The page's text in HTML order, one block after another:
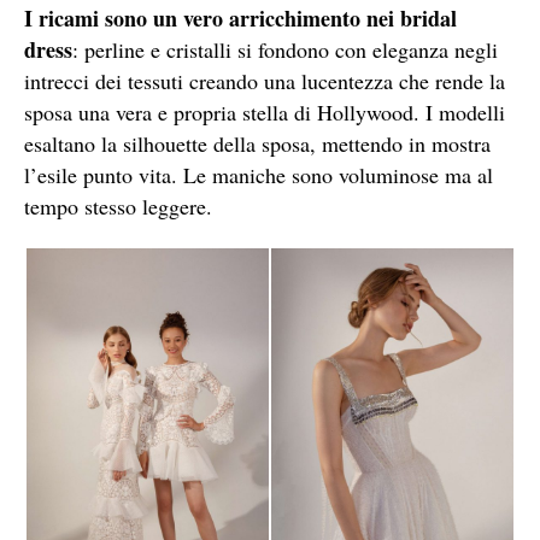
I ricami sono un vero arricchimento nei bridal
dress: perline e cristalli si fondono con eleganza negli
intrecci dei tessuti creando una lucentezza che rende la
sposa una vera e propria stella di Hollywood. I modelli
esaltano la silhouette della sposa, mettendo in mostra
l’esile punto vita. Le maniche sono voluminose ma al
tempo stesso leggere.